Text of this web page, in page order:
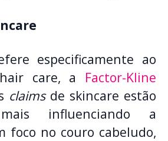
especificamente ao
care, a Factor-Kline
claimsde skincare estão
influenciando a
foco no couro cabeludo,